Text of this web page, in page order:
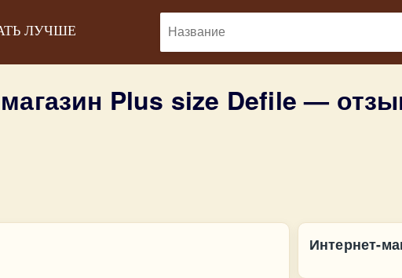
ЛУЧШЕ
Plus size Defile —
Интернет-